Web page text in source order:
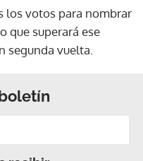
los votos para nombrar
que superará ese
segunda vuelta.